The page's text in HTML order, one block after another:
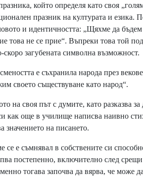
който определя като своя
празник на културата и
и идентичността: „Щяхме да
това не се прие“. Въпреки това той
скоро загубената символна възможност.
е съхранила народа през
своето съществуване като народ“.
на своя път с думите, като разказва
как още в училище написва наивно
значението на писането.
е съмнявал в собствените си
постепенно, включително след
тогава започва да вярва, че може